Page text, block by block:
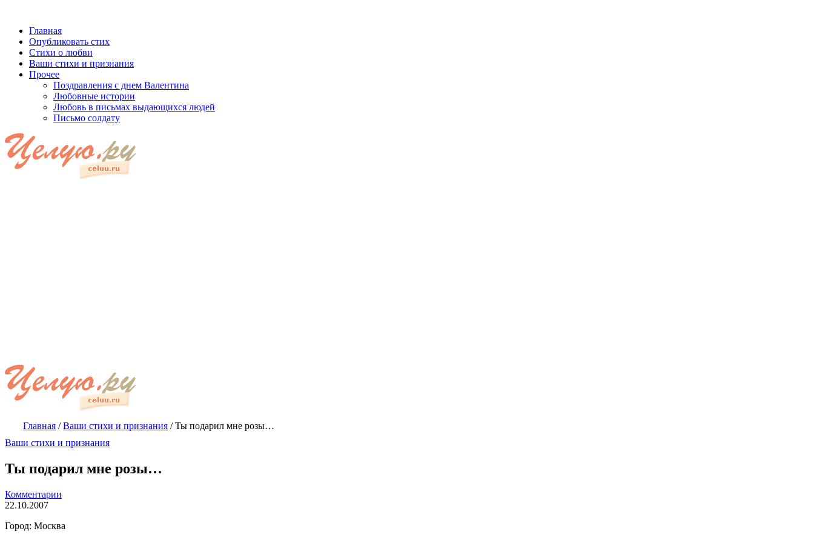
Главная
Опубликовать стих
Стихи о любви
Ваши стихи и признания
Прочее
Поздравления с днем Валентина
Любовные истории
Любовь в письмах выдающихся людей
Письмо солдату
Главная /Ваши стихи и признания /Ты подарил мне розы…
Ваши стихи и признания
Ты подарил мне розы…
Комментарии
22.10.2007
Город: Москва